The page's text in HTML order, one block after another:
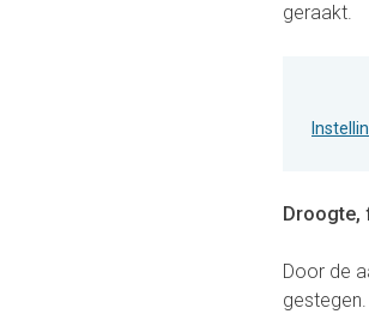
geraakt.
Droogte,
Door de